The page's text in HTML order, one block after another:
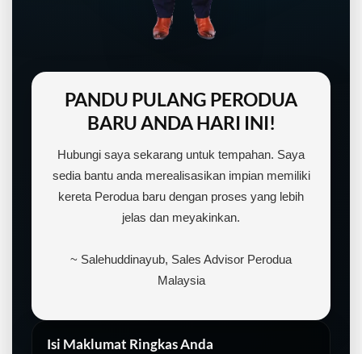
PANDU PULANG PERODUA
BARU ANDA HARI INI!
Hubungi saya sekarang untuk tempahan. Saya
sedia bantu anda merealisasikan impian memiliki
kereta Perodua baru dengan proses yang lebih
jelas dan meyakinkan.
~ Salehuddinayub, Sales Advisor Perodua
Malaysia
Isi Maklumat Ringkas Anda